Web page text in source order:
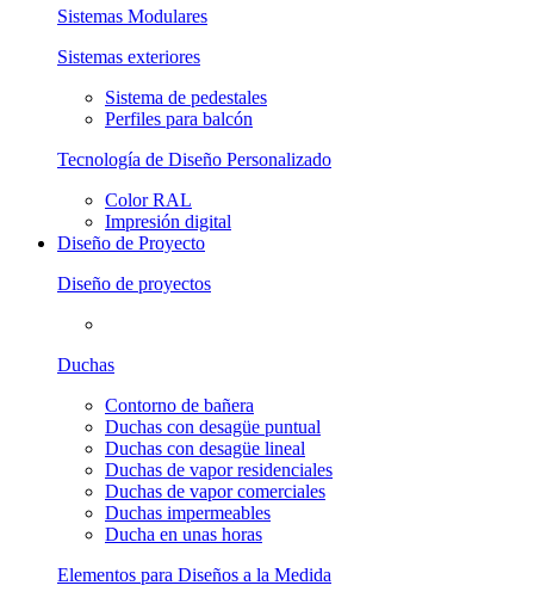
Sistemas Modulares
Sistemas exteriores
Sistema de pedestales
Perfiles para balcón
Tecnología de Diseño Personalizado
Color RAL
Impresión digital
Diseño de Proyecto
Diseño de proyectos
Duchas
Contorno de bañera
Duchas con desagüe puntual
Duchas con desagüe lineal
Duchas de vapor residenciales
Duchas de vapor comerciales
Duchas impermeables
Ducha en unas horas
Elementos para Diseños a la Medida